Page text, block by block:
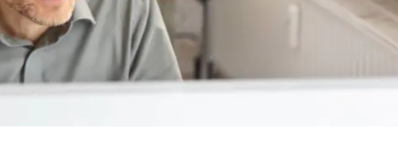
BRANCHEN
NEWS UND INSIGHTS